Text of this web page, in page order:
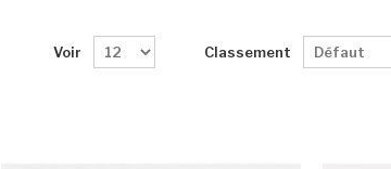
Classement
Voir